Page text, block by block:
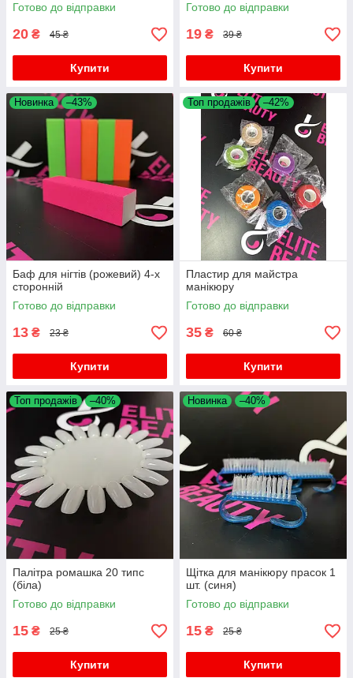
Готово до відправки
20 ₴ 45 ₴
Купити
Готово до відправки
19 ₴ 39 ₴
Купити
Новинка –43%
Баф для нігтів (рожевий) 4-х
сторонній
Готово до відправки
13 ₴ 23 ₴
Купити
Топ продажів –42%
Пластир для майстра
манікюру
Готово до відправки
35 ₴ 60 ₴
Купити
Топ продажів –40%
Палітра ромашка 20 типс
(біла)
Готово до відправки
15 ₴ 25 ₴
Купити
Новинка –40%
Щітка для манікюру прасок 1
шт. (синя)
Готово до відправки
15 ₴ 25 ₴
Купити